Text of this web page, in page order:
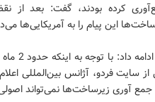
کرده بودند، گفت: بعد از
این پیام را به آمریکایی‌ها
وی
از سایت فردو، آژانس بین‌المللی
جمع آوری زیرساخت‌ها نمی‌تواند